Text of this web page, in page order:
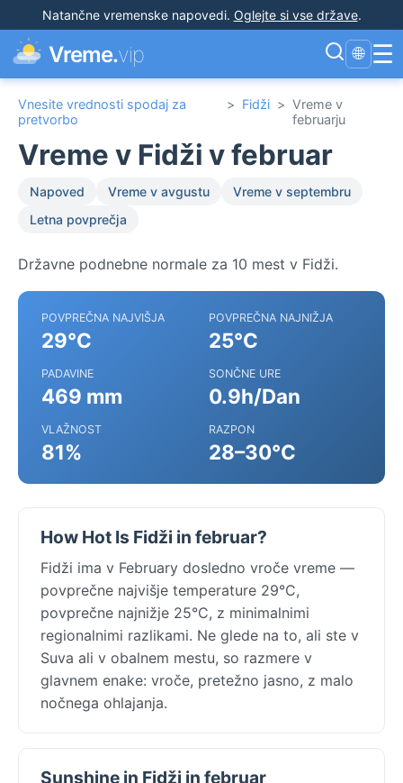
Natančne vremenske napovedi. Oglejte si vse države.
Vreme.vip 🌐 ☰
Vnesite vrednosti spodaj za
pretvorbo
> Fidži > Vreme v
februarju
Vreme v Fidži v februar
Napoved Vreme v avgustu
Vreme v septembru
Letna povprečja
Državne podnebne normale za 10 mest v Fidži.
POVPREČNA NAJVIŠJA
29°C
POVPREČNA NAJNIŽJA
25°C
PADAVINE
469 mm
SONČNE URE
0.9h/Dan
VLAŽNOST
81%
RAZPON
28–30°C
How Hot Is Fidži in februar?
Fidži ima v February dosledno vroče vreme —
povprečne najvišje temperature 29°C,
povprečne najnižje 25°C, z minimalnimi
regionalnimi razlikami. Ne glede na to, ali ste v
Suva ali v obalnem mestu, so razmere v
glavnem enake: vroče, pretežno jasno, z malo
nočnega ohlajanja.
Sunshine in Fidži in februar